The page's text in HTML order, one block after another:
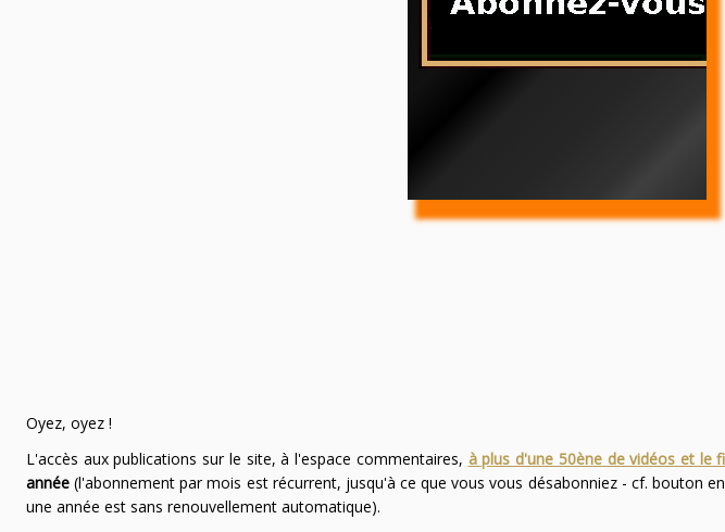
Oyez, oyez !
L'accès aux publications sur le site, à l'espace commentaires, à plus d'une 50ène de vidéos et le
année(l'abonnement par mois est récurrent, jusqu'à ce que vous vous désabonniez - cf. bouton
une année est sans renouvellement automatique).